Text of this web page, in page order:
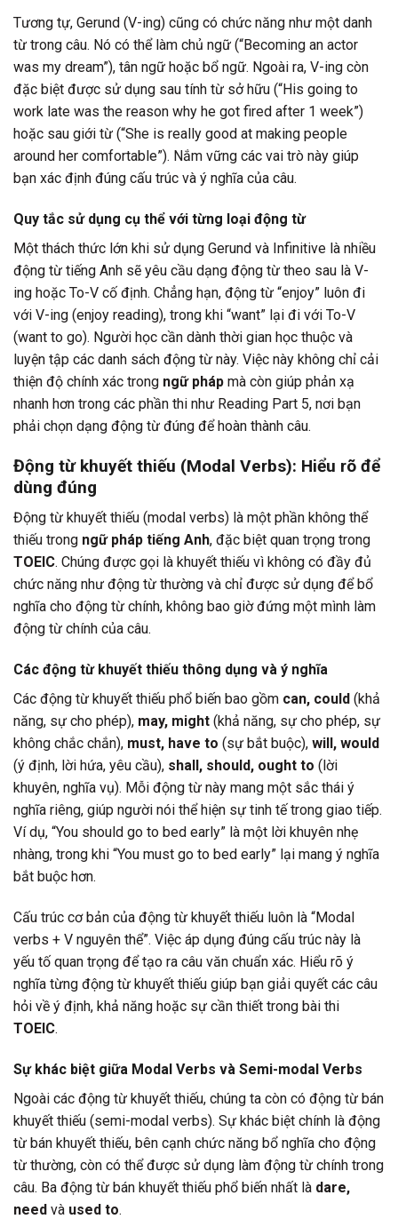
Tương tự, Gerund (V-ing) cũng có chức năng như một danh
từ trong câu. Nó có thể làm chủ ngữ (“Becoming an actor
was my dream”), tân ngữ hoặc bổ ngữ. Ngoài ra, V-ing còn
đặc biệt được sử dụng sau tính từ sở hữu (“His going to
work late was the reason why he got fired after 1 week”)
hoặc sau giới từ (“She is really good at making people
around her comfortable”). Nắm vững các vai trò này giúp
bạn xác định đúng cấu trúc và ý nghĩa của câu.
Quy tắc sử dụng cụ thể với từng loại động từ
Một thách thức lớn khi sử dụng Gerund và Infinitive là nhiều
động từ tiếng Anh sẽ yêu cầu dạng động từ theo sau là V-
ing hoặc To-V cố định. Chẳng hạn, động từ “enjoy” luôn đi
với V-ing (enjoy reading), trong khi “want” lại đi với To-V
(want to go). Người học cần dành thời gian học thuộc và
luyện tập các danh sách động từ này. Việc này không chỉ cải
thiện độ chính xác trong ngữ pháp mà còn giúp phản xạ
nhanh hơn trong các phần thi như Reading Part 5, nơi bạn
phải chọn dạng động từ đúng để hoàn thành câu.
Động từ khuyết thiếu (Modal Verbs): Hiểu rõ để
dùng đúng
Động từ khuyết thiếu (modal verbs) là một phần không thể
thiếu trong ngữ pháp tiếng Anh, đặc biệt quan trọng trong
TOEIC. Chúng được gọi là khuyết thiếu vì không có đầy đủ
chức năng như động từ thường và chỉ được sử dụng để bổ
nghĩa cho động từ chính, không bao giờ đứng một mình làm
động từ chính của câu.
Các động từ khuyết thiếu thông dụng và ý nghĩa
Các động từ khuyết thiếu phổ biến bao gồm can, could (khả
năng, sự cho phép), may, might (khả năng, sự cho phép, sự
không chắc chắn), must, have to (sự bắt buộc), will, would
(ý định, lời hứa, yêu cầu), shall, should, ought to (lời
khuyên, nghĩa vụ). Mỗi động từ này mang một sắc thái ý
nghĩa riêng, giúp người nói thể hiện sự tinh tế trong giao tiếp.
Ví dụ, “You should go to bed early” là một lời khuyên nhẹ
nhàng, trong khi “You must go to bed early” lại mang ý nghĩa
bắt buộc hơn.
Cấu trúc cơ bản của động từ khuyết thiếu luôn là “Modal
verbs + V nguyên thể”. Việc áp dụng đúng cấu trúc này là
yếu tố quan trọng để tạo ra câu văn chuẩn xác. Hiểu rõ ý
nghĩa từng động từ khuyết thiếu giúp bạn giải quyết các câu
hỏi về ý định, khả năng hoặc sự cần thiết trong bài thi
TOEIC.
Sự khác biệt giữa Modal Verbs và Semi-modal Verbs
Ngoài các động từ khuyết thiếu, chúng ta còn có động từ bán
khuyết thiếu (semi-modal verbs). Sự khác biệt chính là động
từ bán khuyết thiếu, bên cạnh chức năng bổ nghĩa cho động
từ thường, còn có thể được sử dụng làm động từ chính trong
câu. Ba động từ bán khuyết thiếu phổ biến nhất là dare,
need và used to.